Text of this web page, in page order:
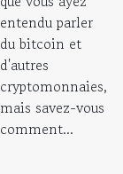
entendu parler
du bitcoin et
d'autres
cryptomonnaies,
mais savez-vous
comment...